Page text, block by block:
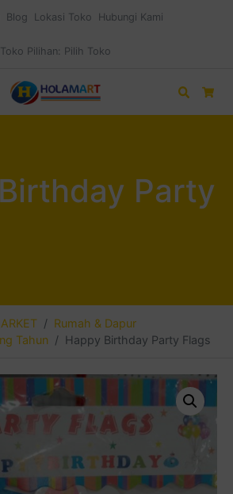
Blog Lokasi Toko Hubungi Kami
Toko Pilihan: Pilih Toko
Search
Party
Rumah & Dapur
Tahun
Happy Birthday Party Flags